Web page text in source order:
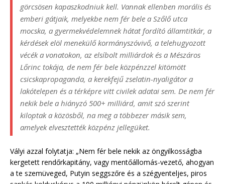
görcsösen kapaszkodniuk kell. Vannak ellenben morális és
emberi gátjaik, melyekbe nem fér bele a Szőlő utca
mocska, a gyermekvédelemnek hátat fordító államtitkár, a
kérdések elöl menekülő kormányszóvivő, a telehugyozott
vécék a vonatokon, az elsíbolt milliárdok és a Mészáros
Lőrinc tokája, de nem fér bele közpénzzel kitömött
csicskapropaganda, a kerekfejű zselatin-nyaligátor a
lakótelepen és a térképre vitt civilek adatai sem. De nem fér
nekik bele a hiányzó 500+ milliárd, amit szó szerint
kiloptak a közösből, na meg a többezer másik sem,
amelyek elvesztették közpénz jellegüket.
Vályi azzal folytatja: „Nem fér bele nekik az öngyilkosságba
kergetett rendőrkapitány, vagy mentőállomás-vezető, ahogyan
a te szemüveged, Putyin seggszőre és a szégyenteljes, piros